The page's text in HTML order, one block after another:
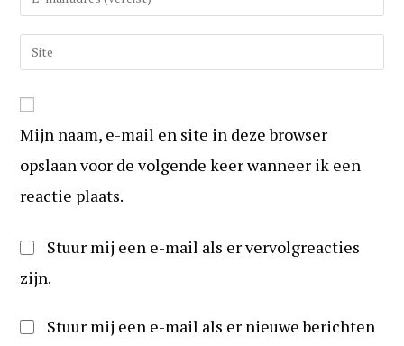
om
uw
e-
mail
om
te
reageren
Vul
uw
URL
in
(optioneel)
Mijn naam, e-mail en site in deze browser
opslaan voor de volgende keer wanneer ik een
reactie plaats.
Stuur mij een e-mail als er vervolgreacties
zijn.
Stuur mij een e-mail als er nieuwe berichten